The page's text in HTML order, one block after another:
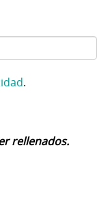
.
rellenados.